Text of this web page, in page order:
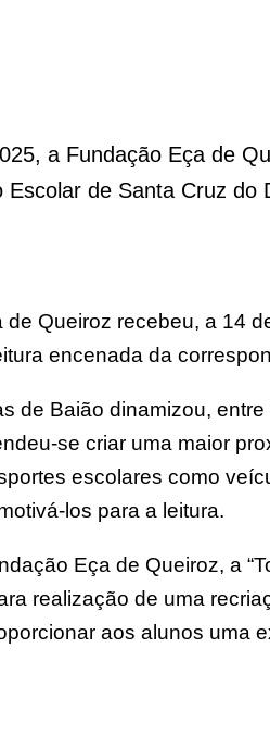
a Fundação Eça de
Escolar de Santa Cruz do
de Queiroz recebeu, a 14
encenada da
de Baião dinamizou,
se criar uma maior
escolares como
los para a leitura.
Eça de Queiroz, a
realização de uma
aos alunos uma